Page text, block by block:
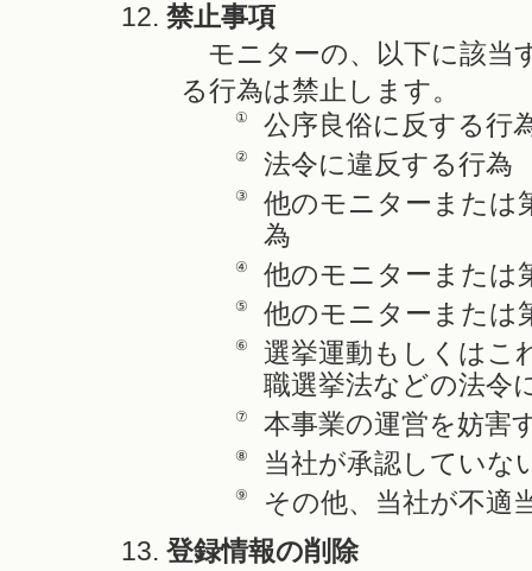
禁止事項
モニターの、以下に該当
る行為は禁止します。
① 公序良俗に反する行
② 法令に違反する行為
③
他のモニターまたは
為
④ 他のモニターまたは
⑤ 他のモニターまたは
⑥
選挙運動もしくはこ
職選挙法などの法令
⑦ 本事業の運営を妨害
⑧ 当社が承認していな
⑨
その他、当社が不適
登録情報の削除